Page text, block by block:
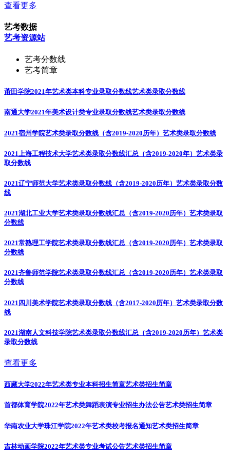
查看更多
艺考数据
艺考资源站
艺考分数线
艺考简章
莆田学院2021年艺术类本科专业录取分数线艺术类录取分数线
南通大学2021年美术设计类专业录取分数线艺术类录取分数线
2021宿州学院艺术类录取分数线（含2019-2020历年） 艺术类录取分数线
2021上海工程技术大学艺术类录取分数线汇总（含2019-2020年） 艺术类录
取分数线
2021辽宁师范大学艺术类录取分数线（含2019-2020历年） 艺术类录取分数
线
2021湖北工业大学艺术类录取分数线汇总（含2019-2020历年） 艺术类录取
分数线
2021常熟理工学院艺术类录取分数线汇总（含2019-2020历年） 艺术类录取
分数线
2021齐鲁师范学院艺术类录取分数线汇总（含2019-2020历年） 艺术类录取
分数线
2021四川美术学院艺术类录取分数线（含2017-2020历年） 艺术类录取分数
线
2021湖南人文科技学院艺术类录取分数线汇总（含2019-2020历年） 艺术类
录取分数线
查看更多
西藏大学2022年艺术类专业本科招生简章艺术类招生简章
首都体育学院2022年艺术类舞蹈表演专业招生办法公告艺术类招生简章
华南农业大学珠江学院2022年艺术类校考报名通知艺术类招生简章
吉林动画学院2022年艺术类专业考试公告艺术类招生简章